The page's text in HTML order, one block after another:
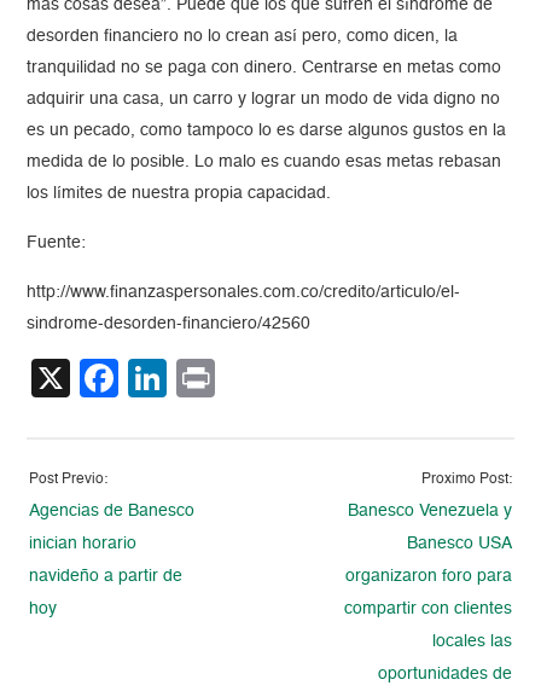
más cosas desea”. Puede que los que sufren el síndrome de
desorden financiero no lo crean así pero, como dicen, la
tranquilidad no se paga con dinero. Centrarse en metas como
adquirir una casa, un carro y lograr un modo de vida digno no
es un pecado, como tampoco lo es darse algunos gustos en la
medida de lo posible. Lo malo es cuando esas metas rebasan
los límites de nuestra propia capacidad.
Fuente:
http://www.finanzaspersonales.com.co/credito/articulo/el-
sindrome-desorden-financiero/42560
X Facebook
LinkedIn
Post Previo:
Agencias de Banesco
inician horario
navideño a partir de
hoy
Proximo Post:
Banesco Venezuela y
Banesco USA
organizaron foro para
compartir con clientes
locales las
oportunidades de